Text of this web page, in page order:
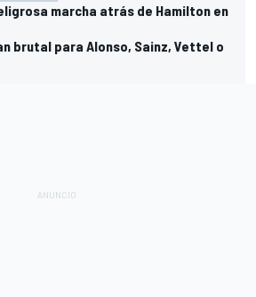
marcha atrás de Hamilton en
brutal para Alonso, Sainz, Vettel o